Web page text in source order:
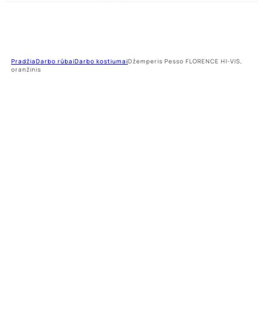
PradžiaDarbo rūbaiDarbo kostiumaiDžemperis Pesso FLORENCE HI-VIS,
oranžinis